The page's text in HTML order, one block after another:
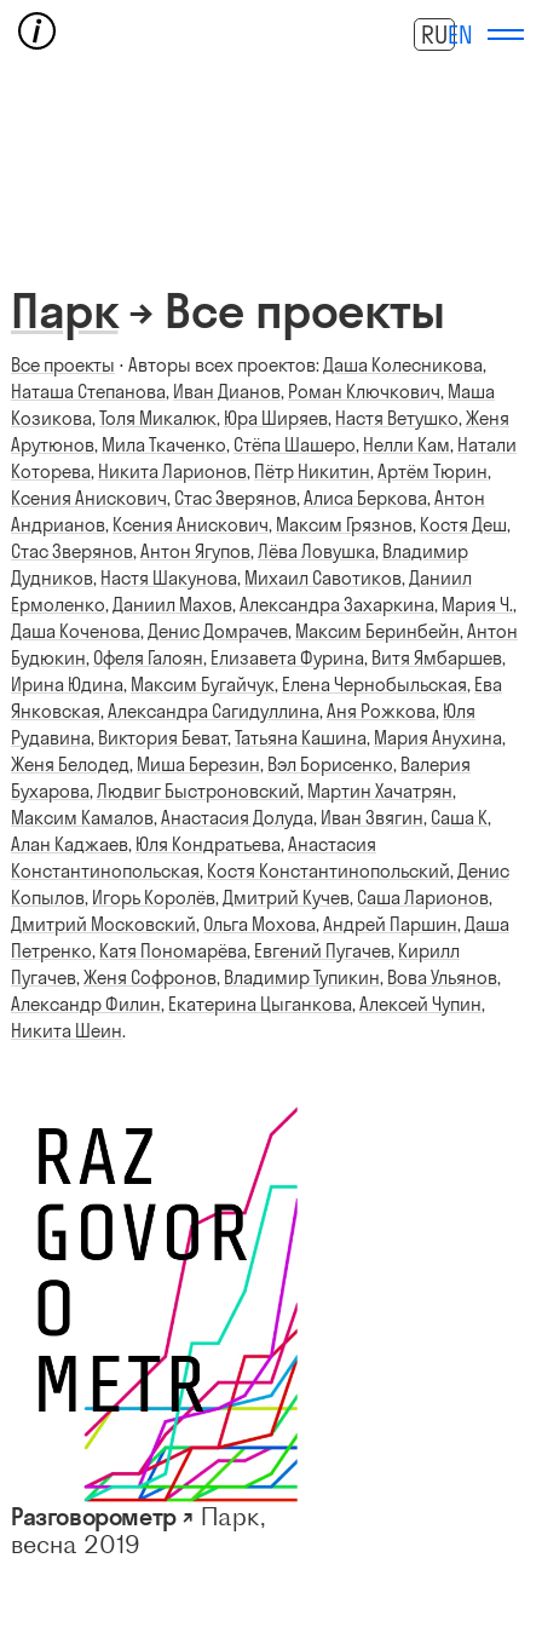
RUEN
Парк→ Все проекты
Все проекты ⋅ Авторы всех проектов:Даша Колесникова,
Наташа Степанова, Иван Дианов, Роман Ключкович, Маша
Козикова,Толя Микалюк, Юра Ширяев, Настя Ветушко,Женя
Арутюнов, Мила Ткаченко, Стёпа Шашеро, Нелли Кам, Натали
Которева, Никита Ларионов, Пётр Никитин,Артём Тюрин,
Ксения Анискович, Стас Зверянов,Алиса Беркова,Антон
Андрианов, Ксения Анискович, Максим Грязнов, Костя Деш,
Стас Зверянов,Антон Ягупов,Лёва Ловушка, Владимир
Дудников, Настя Шакунова, Михаил Савотиков,Даниил
Ермоленко,Даниил Махов,Александра Захаркина, Мария Ч.,
Даша Коченова,Денис Домрачев, Максим Беринбейн,Антон
Будюкин, Офеля Галоян, Елизавета Фурина, Витя Ямбаршев,
Ирина Юдина, Максим Бугайчук, Елена Чернобыльская, Ева
Янковская,Александра Сагидуллина,Аня Рожкова, Юля
Рудавина, Виктория Беват,Татьяна Кашина, Мария Анухина,
Женя Белодед, Миша Березин, Вэл Борисенко, Валерия
Бухарова,Людвиг Быстроновский, Мартин Хачатрян,
Максим Камалов,Анастасия Долуда, Иван Звягин, Саша К,
Алан Каджаев, Юля Кондратьева,Анастасия
Константинопольская, Костя Константинопольский,Денис
Копылов, Игорь Королёв,Дмитрий Кучев, Саша Ларионов,
Дмитрий Московский, Ольга Мохова,Андрей Паршин,Даша
Петренко, Катя Пономарёва, Евгений Пугачев, Кирилл
Пугачев,Женя Софронов, Владимир Тупикин, Вова Ульянов,
Александр Филин, Екатерина Цыганкова,Алексей Чупин,
Никита Шеин.
Разговорометр ↗ Парк,
весна 2019